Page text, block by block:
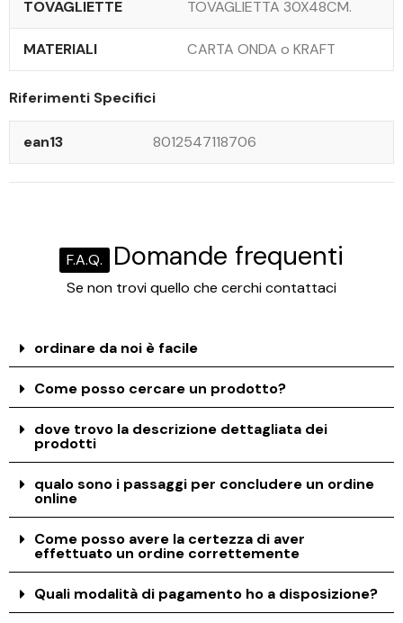
TOVAGLIETTE TOVAGLIETTA 30X48CM.
MATERIALI CARTA ONDA o KRAFT
Riferimenti Specifici
ean13 8012547118706
F.A.Q. Domande frequenti
Se non trovi quello che cerchi contattaci
ordinare da noi è facile
Come posso cercare un prodotto?
dove trovo la descrizione dettagliata dei
prodotti
qualo sono i passaggi per concludere un ordine
online
Come posso avere la certezza di aver
effettuato un ordine correttemente
Quali modalità di pagamento ho a disposizione?